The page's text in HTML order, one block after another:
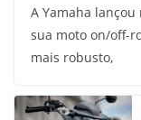
A Yamaha
sua moto on/off-
mais robusto,